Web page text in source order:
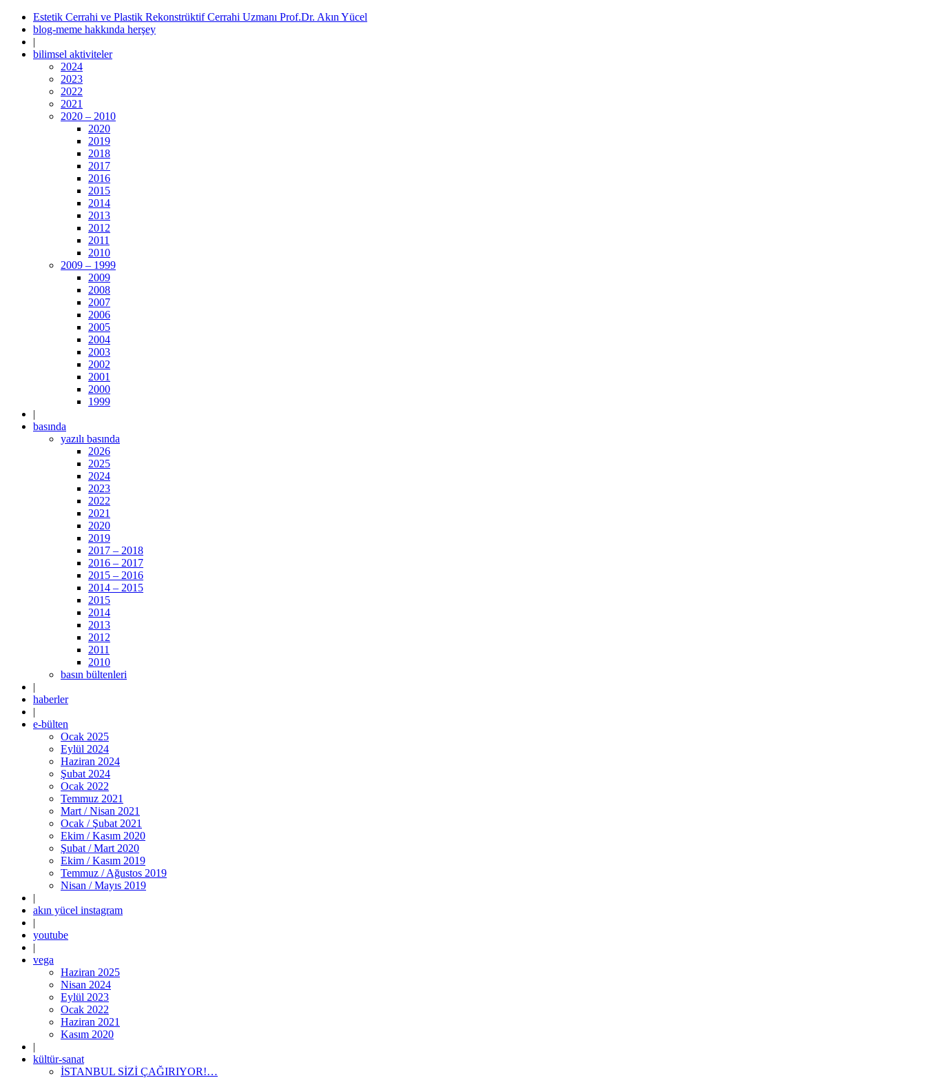
Estetik Cerrahi ve Plastik Rekonstrüktif Cerrahi Uzmanı Prof.Dr. Akın Yücel
blog-meme hakkında herşey
|
bilimsel aktiviteler
2024
2023
2022
2021
2020 – 2010
2020
2019
2018
2017
2016
2015
2014
2013
2012
2011
2010
2009 – 1999
2009
2008
2007
2006
2005
2004
2003
2002
2001
2000
1999
|
basında
yazılı basında
2026
2025
2024
2023
2022
2021
2020
2019
2017 – 2018
2016 – 2017
2015 – 2016
2014 – 2015
2015
2014
2013
2012
2011
2010
basın bültenleri
|
haberler
|
e-bülten
Ocak 2025
Eylül 2024
Haziran 2024
Şubat 2024
Ocak 2022
Temmuz 2021
Mart / Nisan 2021
Ocak / Şubat 2021
Ekim / Kasım 2020
Şubat / Mart 2020
Ekim / Kasım 2019
Temmuz / Ağustos 2019
Nisan / Mayıs 2019
|
akın yücel instagram
|
youtube
|
vega
Haziran 2025
Nisan 2024
Eylül 2023
Ocak 2022
Haziran 2021
Kasım 2020
|
kültür-sanat
İSTANBUL SİZİ ÇAĞIRIYOR!…